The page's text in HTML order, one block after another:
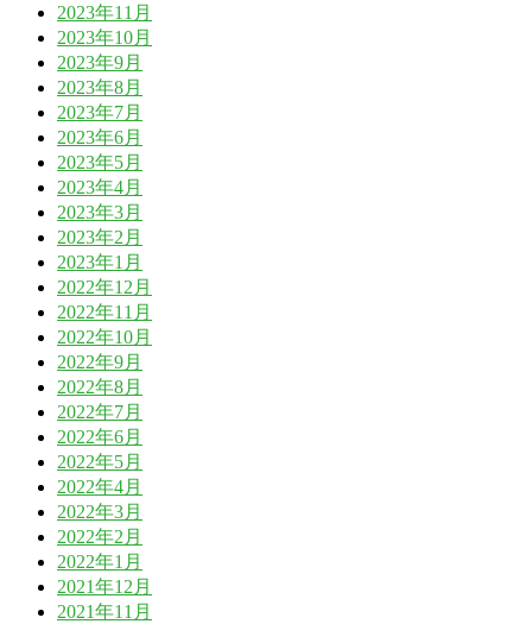
2023年11月
2023年10月
2023年9月
2023年8月
2023年7月
2023年6月
2023年5月
2023年4月
2023年3月
2023年2月
2023年1月
2022年12月
2022年11月
2022年10月
2022年9月
2022年8月
2022年7月
2022年6月
2022年5月
2022年4月
2022年3月
2022年2月
2022年1月
2021年12月
2021年11月